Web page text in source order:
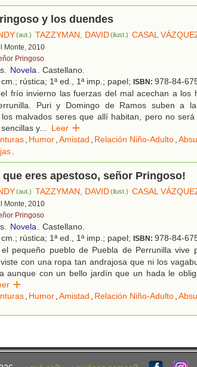
y los duendes
(aut.) TAZZYMAN, DAVID(ilust.) CASAL
Monte, 2010
Pringoso
Novela. Castellano.
rústica; 1ª ed., 1ª imp.; papel; ISBN: 978-84-
frío invierno las fuerzas del mal acechan a los
Puri y Domingo de Ramos suben a
malvados seres que allí habitan, pero no
y... Leer
, Humor,Amistad , Relación Niño-Adulto,
.
que eres apestoso, señor Pringoso!
(aut.) TAZZYMAN, DAVID(ilust.) CASAL
Monte, 2010
Pringoso
Novela. Castellano.
rústica; 1ª ed., 1ª imp.; papel; ISBN: 978-84-
el pequeño pueblo de Puebla de Perrunilla vive
con una ropa tan andrajosa que ni los
aunque con un bello jardín que un hada le
, Humor,Amistad , Relación Niño-Adulto,